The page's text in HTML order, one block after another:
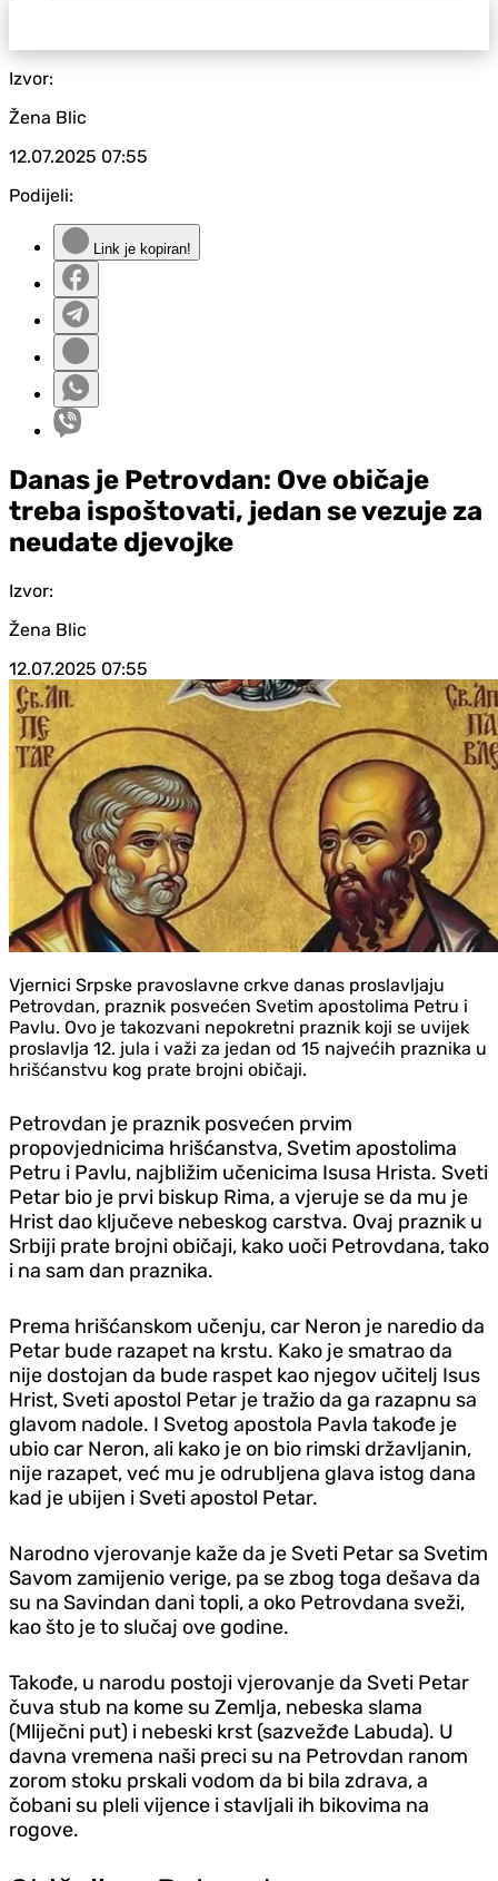
Izvor:
Žena Blic
12.07.2025 07:55
Podijeli:
Link je kopiran!
Danas je Petrovdan: Ove običaje
treba ispoštovati, jedan se vezuje za
neudate djevojke
Izvor:
Žena Blic
12.07.2025 07:55
Vjernici Srpske pravoslavne crkve danas proslavljaju
Petrovdan, praznik posvećen Svetim apostolima Petru i
Pavlu. Ovo je takozvani nepokretni praznik koji se uvijek
proslavlja 12. jula i važi za jedan od 15 najvećih praznika u
hrišćanstvu kog prate brojni običaji.
Petrovdan je praznik posvećen prvim
propovjednicima hrišćanstva, Svetim apostolima
Petru i Pavlu, najbližim učenicima Isusa Hrista. Sveti
Petar bio je prvi biskup Rima, a vjeruje se da mu je
Hrist dao ključeve nebeskog carstva. Ovaj praznik u
Srbiji prate brojni običaji, kako uoči Petrovdana, tako
i na sam dan praznika.
Prema hrišćanskom učenju, car Neron je naredio da
Petar bude razapet na krstu. Kako je smatrao da
nije dostojan da bude raspet kao njegov učitelj Isus
Hrist, Sveti apostol Petar je tražio da ga razapnu sa
glavom nadole. I Svetog apostola Pavla takođe je
ubio car Neron, ali kako je on bio rimski državljanin,
nije razapet, već mu je odrubljena glava istog dana
kad je ubijen i Sveti apostol Petar.
Narodno vjerovanje kaže da je Sveti Petar sa Svetim
Savom zamijenio verige, pa se zbog toga dešava da
su na Savindan dani topli, a oko Petrovdana sveži,
kao što je to slučaj ove godine.
Takođe, u narodu postoji vjerovanje da Sveti Petar
čuva stub na kome su Zemlja, nebeska slama
(Mliječni put) i nebeski krst (sazvežđe Labuda). U
davna vremena naši preci su na Petrovdan ranom
zorom stoku prskali vodom da bi bila zdrava, a
čobani su pleli vijence i stavljali ih bikovima na
rogove.